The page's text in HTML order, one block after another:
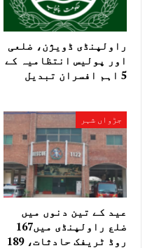
راولپنڈی ڈویژن، ضلعی
اور پولیس انتظامیہ کے
5 اہم افسران تبدیل
جڑواں شہر
عید کے تین دنوں میں
ضلع راولپنڈی میں167
روڈ ٹریفک حادثات، 189